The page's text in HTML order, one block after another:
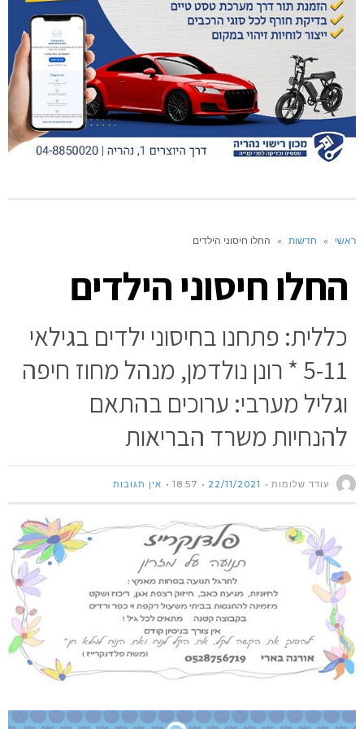
ראשי » חדשות » החלו חיסוני הילדים
החלו חיסוני הילדים
כללית: פתחנו בחיסוני ילדים בגילאי
5-11 * רונן נולדמן, מנהל מחוז חיפה
וגליל מערבי: ערוכים בהתאם
להנחיות משרד הבריאות
עודד שלומות 22/11/2021
18:57 אין תגובות